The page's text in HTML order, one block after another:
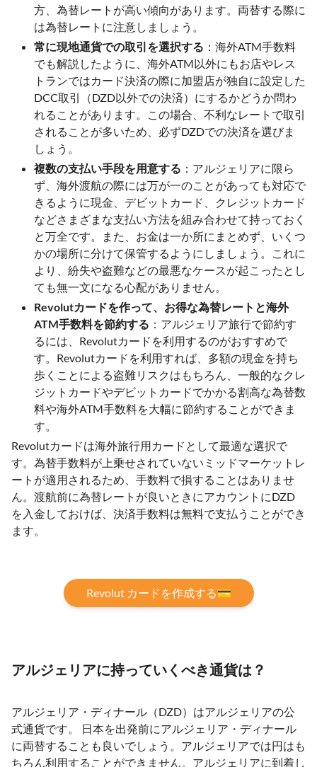
方、為替レートが高い傾向があります。両替する際に
は為替レートに注意しましょう。
常に現地通貨での取引を選択する ：海外ATM手数料
でも解説したように、海外ATM以外にもお店やレス
トランではカード決済の際に加盟店が独自に設定した
DCC取引（DZD以外での決済）にするかどうか問わ
れることがあります。この場合、不利なレートで取引
されることが多いため、必ずDZDでの決済を選びま
しょう。
複数の支払い手段を用意する ：アルジェリアに限ら
ず、海外渡航の際には万が一のことがあっても対応で
きるように現金、デビットカード、クレジットカード
などさまざまな支払い方法を組み合わせて持っておく
と万全です。また、お金は一か所にまとめず、いくつ
かの場所に分けて保管するようにしましょう。これに
より、紛失や盗難などの最悪なケースが起こったとし
ても無一文になる心配がありません。
Revolutカードを作って、お得な為替レートと海外
ATM手数料を節約する ：アルジェリア旅行で節約す
るには、Revolutカードを利用するのがおすすめで
す。Revolutカードを利用すれば、多額の現金を持ち
歩くことによる盗難リスクはもちろん、一般的なクレ
ジットカードやデビットカードでかかる割高な為替数
料や海外ATM手数料を大幅に節約することができま
す。
Revolutカードは海外旅行用カードとして最適な選択で
す。為替手数料が上乗せされていないミッドマーケットレ
ートが適用されるため、手数料で損することはありませ
ん。渡航前に為替レートが良いときにアカウントにDZD
を入金しておけば、決済手数料は無料で支払うことができ
ます。
Revolut カードを作成する💳
アルジェリアに持っていくべき通貨は？
アルジェリア・ディナール（DZD）はアルジェリアの公
式通貨です。 日本を出発前にアルジェリア・ディナール
に両替することも良いでしょう。アルジェリアでは円はも
ちろん利用することができません。アルジェリアに到着し